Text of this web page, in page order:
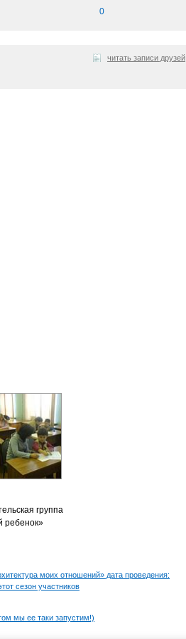
0
читать записи друзей
группа
ребенок»
моих отношений» дата проведения:
сезон участников
мы ее таки запустим!)